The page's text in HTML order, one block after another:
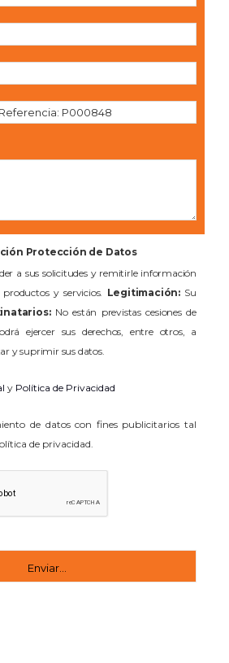
Protección de Datos
a sus solicitudes y remitirle información
y servicios. Legitimación: Su
No están previstas cesiones de
ejercer sus derechos, entre otros, a
y suprimir sus datos.
y Política de Privacidad
de datos con fines publicitarios tal
de privacidad.